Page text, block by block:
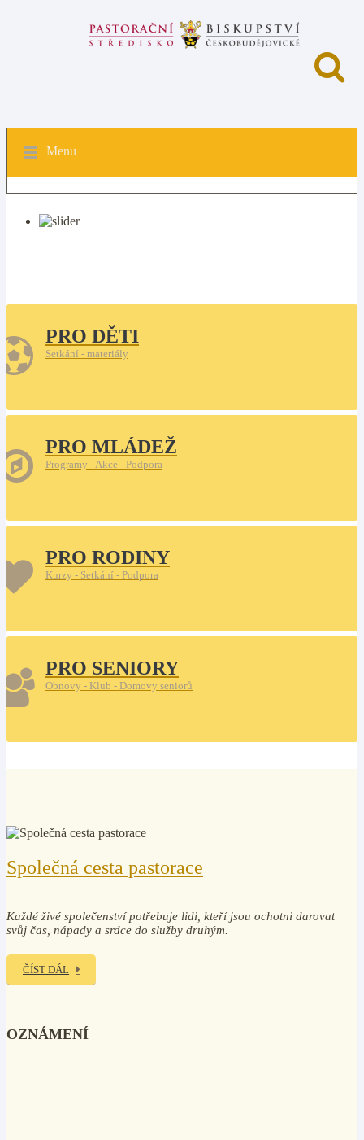
Menu
PRO DĚTI
Setkání - materiály
PRO MLÁDEŽ
Programy - Akce - Podpora
PRO RODINY
Kurzy - Setkání - Podpora
PRO SENIORY
Obnovy - Klub - Domovy seniorů
Společná cesta pastorace
Každé živé společenství potřebuje lidi, kteří jsou ochotni darovat
svůj čas, nápady a srdce do služby druhým.
ČÍST DÁL
OZNÁMENÍ